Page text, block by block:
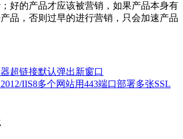
好的产品才应该被营销，如果产品本身有
品，否则过早的进行营销，只会加速产品
超链接默认弹出新窗口
IIS8多个网站用443端口部署多张SSL